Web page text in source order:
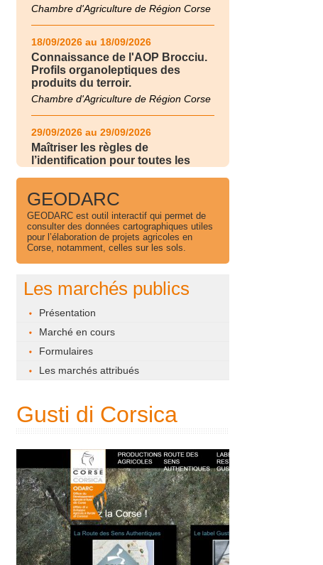
Chambre d'Agriculture de Région Corse
18/09/2026 au 18/09/2026
Connaissance de l'AOP Brocciu.
Profils organoleptiques des
produits du terroir.
Chambre d'Agriculture de Région Corse
29/09/2026 au 29/09/2026
Maîtriser les règles de
l’identification pour toutes les
30/09/2026 au 30/09/2026
Maîtriser les règles de
l’identification pour toutes les
filières d’élevage
Chambre d'Agriculture de Région Corse
24/11/2026 au 24/11/2026
Gérer et piloter l'irrigation de son
Chambre d'Agriculture de Région Corse
GEODARC
GEODARC est outil interactif qui permet de
consulter des données cartographiques utiles
pour l’élaboration de projets agricoles en
Corse, notamment, celles sur les sols.
Les marchés publics
Présentation
Marché en cours
Formulaires
Les marchés attribués
Gusti di Corsica